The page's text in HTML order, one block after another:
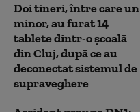
Doi tineri, între care un
minor, au furat 14
tablete dintr-o şcoală
din Cluj, după ce au
deconectat sistemul de
supraveghere